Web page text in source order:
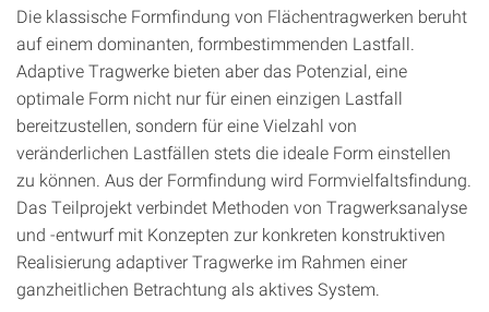
Die klassische Formfindung von Flächentragwerken beruht
auf einem dominanten, formbestimmenden Lastfall.
Adaptive Tragwerke bieten aber das Potenzial, eine
optimale Form nicht nur für einen einzigen Lastfall
bereitzustellen, sondern für eine Vielzahl von
veränderlichen Lastfällen stets die ideale Form einstellen
zu können. Aus der Formfindung wird Formvielfaltsfindung.
Das Teilprojekt verbindet Methoden von Tragwerksanalyse
und -entwurf mit Konzepten zur konkreten konstruktiven
Realisierung adaptiver Tragwerke im Rahmen einer
ganzheitlichen Betrachtung als aktives System.